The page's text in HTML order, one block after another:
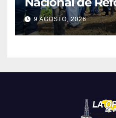
9 AGOSTO, 2026